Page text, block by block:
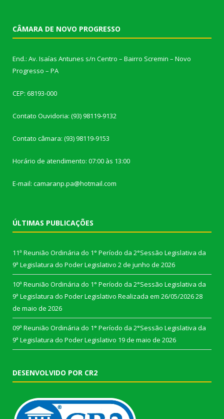
CÂMARA DE NOVO PROGRESSO
End.: Av. Isaías Antunes s/n Centro – Bairro Scremin – Novo
Progresso – PA
CEP: 68193-000
Contato Ouvidoria: (93) 98119-9132
Contato câmara: (93) 98119-9153
Horário de atendimento: 07:00 às 13:00
E-mail: camaranp.pa@hotmail.com
ÚLTIMAS PUBLICAÇÕES
11ª Reunião Ordinária do 1° Período da 2°Sessão Legislativa da
9ª Legislatura do Poder Legislativo 2 de junho de 2026
10ª Reunião Ordinária do 1° Período da 2°Sessão Legislativa da
9ª Legislatura do Poder Legislativo Realizada em 26/05/202628
de maio de 2026
09ª Reunião Ordinária do 1° Período da 2°Sessão Legislativa da
9ª Legislatura do Poder Legislativo 19 de maio de 2026
DESENVOLVIDO POR CR2